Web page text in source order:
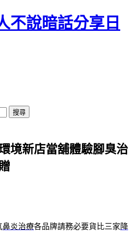
不說暗話分享日
境新店當舖體驗腳臭治
鼻炎治療各品牌請務必要貨比三家 降